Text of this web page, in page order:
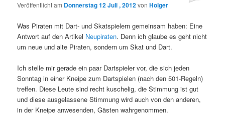
Veröffentlicht am Donnerstag 12 Juli , 2012vonHolger
Was Piraten mit Dart- und Skatspielern gemeinsam haben: Eine
Antwort auf den Artikel Neupiraten. Denn ich glaube es geht nicht
um neue und alte Piraten, sondern um Skat und Dart.
Ich stelle mir gerade ein paar Dartspieler vor, die sich jeden
Sonntag in einer Kneipe zum Dartspielen (nach den 501-Regeln)
treffen. Diese Leute sind recht kuschelig, die Stimmung ist gut
und diese ausgelassene Stimmung wird auch von den anderen,
in der Kneipe anwesenden, Gästen wahrgenommen.